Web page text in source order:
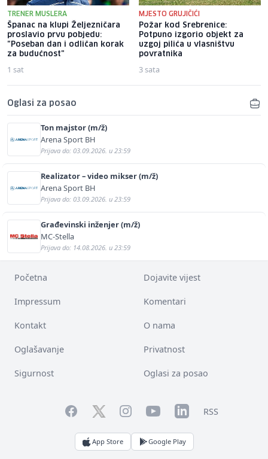
TRENER MUSLERA
Španac na klupi Željezničara
proslavio prvu pobjedu:
"Poseban dan i odličan korak
za budućnost"
1 sat
MJESTO GRUJIČIĆI
Požar kod Srebrenice:
Potpuno izgorio objekt za
uzgoj pilića u vlasništvu
povratnika
3 sata
Oglasi za posao
Ton majstor (m/ž)
Arena Sport BH
Prijava do: 03.09.2026. u 23:59
Realizator – video mikser (m/ž)
Arena Sport BH
Prijava do: 03.09.2026. u 23:59
Građevinski inženjer (m/ž)
MC-Stella
Prijava do: 14.08.2026. u 23:59
Početna Dojavite vijest
Impressum Komentari
Kontakt O nama
Oglašavanje Privatnost
Sigurnost Oglasi za posao
FacebookTwitterInstagramYouTubeLinkedInRSS
App Store Google Play